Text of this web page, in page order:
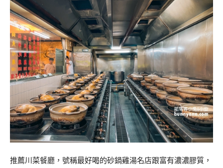
推薦川菜餐廳，號稱最好喝的砂鍋雞湯名店跟富有濃濃膠質，